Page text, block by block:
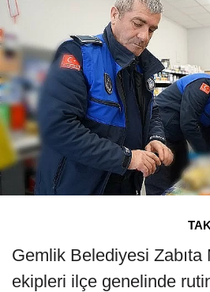
Gemlik Belediyesi Zabıta
ekipleri ilçe genelinde